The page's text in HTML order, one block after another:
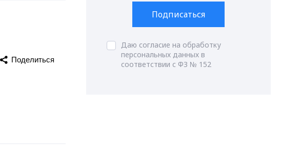
Поделиться
Подписаться
Даю согласие на обработку
персональных данных в
соответствии с ФЗ № 152